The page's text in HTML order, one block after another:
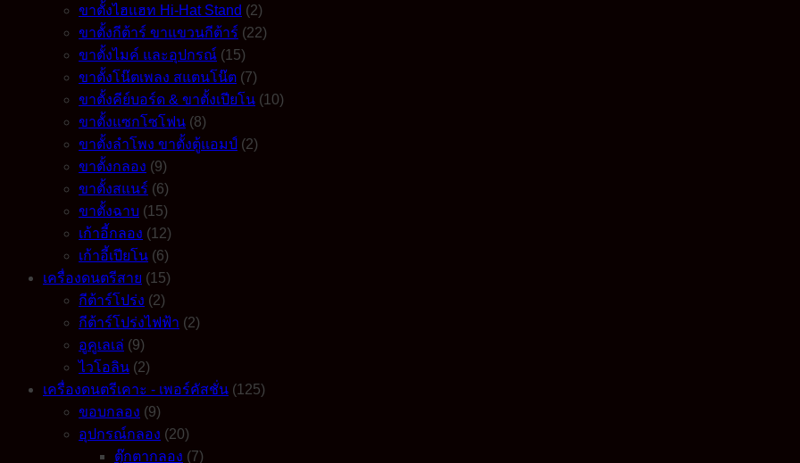
ขาตั้งไฮแฮท Hi-Hat Stand (2)
ขาตั้งกีต้าร์ ขาแขวนกีต้าร์ (22)
ขาตั้งไมค์ และอุปกรณ์ (15)
ขาตั้งโน๊ตเพลง สแตนโน๊ต (7)
ขาตั้งคีย์บอร์ด & ขาตั้งเปียโน (10)
ขาตั้งแซกโซโฟน (8)
ขาตั้งลำโพง ขาตั้งตู้แอมป์ (2)
ขาตั้งกลอง (9)
ขาตั้งสแนร์ (6)
ขาตั้งฉาบ (15)
เก้าอี้กลอง (12)
เก้าอี้เปียโน (6)
เครื่องดนตรีสาย (15)
กีต้าร์โปร่ง (2)
กีต้าร์โปร่งไฟฟ้า (2)
อูคูเลเล่ (9)
ไวโอลิน (2)
เครื่องดนตรีเคาะ - เพอร์คัสชั่น (125)
ขอบกลอง (9)
อุปกรณ์กลอง (20)
ตุ๊กตากลอง (7)